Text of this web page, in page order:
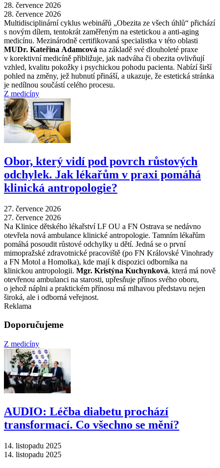
28. července 2026
28. července 2026
Multidisciplinární cyklus webinářů „Obezita ze všech úhlů“ přichází
s novým dílem, tentokrát zaměřeným na estetickou a anti-aging
medicínu. Mezinárodně certifikovaná specialistka v této oblasti
MUDr. Kateřina Adamcová na základě své dlouholeté praxe
v korektivní medicíně přibližuje, jak nadváha či obezita ovlivňují
vzhled, kvalitu pokožky i psychickou pohodu pacienta. Nabízí širší
pohled na změny, jež hubnutí přináší, a ukazuje, že estetická stránka
je nedílnou součástí celého procesu.
Z medicíny
Obor, který vidí pod povrch růstových
odchylek. Jak lékařům v praxi pomáhá
klinická antropologie?
27. července 2026
27. července 2026
Na Klinice dětského lékařství LF OU a FN Ostrava se nedávno
otevřela nová ambulance klinické antropologie. Tamním lékařům
pomáhá posoudit růstové odchylky u dětí. Jedná se o první
mimopražské zdravotnické pracoviště (po FN Královské Vinohrady
a FN Motol a Homolka), kde mají k dispozici odborníka na
klinickou antropologii. Mgr. Kristýna Kuchynková, která má nově
otevřenou ambulanci na starosti, upřesňuje přínos svého oboru,
o jehož náplni a praktickém přínosu má mlhavou představu nejen
široká, ale i odborná veřejnost.
Reklama
Doporučujeme
Z medicíny
AUDIO: Léčba diabetu prochází
transformací. Co všechno se mění?
14. listopadu 2025
14. listopadu 2025